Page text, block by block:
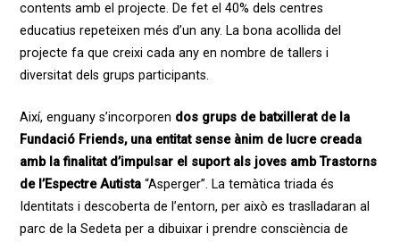
contents amb el projecte. De fet el 40% dels centres
educatius repeteixen més d’un any. La bona acollida del
projecte fa que creixi cada any en nombre de tallers i
diversitat dels grups participants.
Així, enguany s’incorporen dos grups de batxillerat de la
Fundació Friends, una entitat sense ànim de lucre creada
amb la finalitat d’impulsar el suport als joves amb Trastorns
de l’Espectre Autista“Asperger”. La temàtica triada és
Identitats i descoberta de l’entorn, per això es traslladaran al
parc de la Sedeta per a dibuixar i prendre consciència de